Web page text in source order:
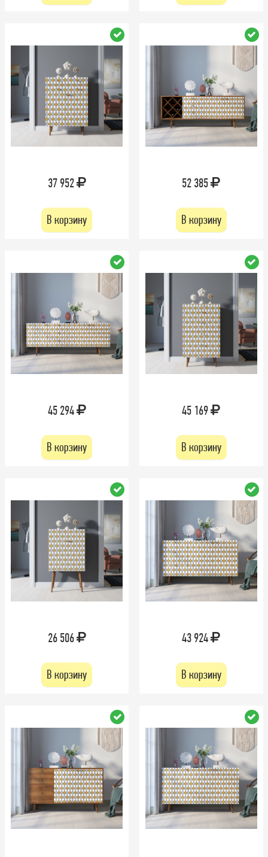
37 952
В корзину
52 385
В корзину
45 294
В корзину
45 169
В корзину
26 506
В корзину
43 924
В корзину